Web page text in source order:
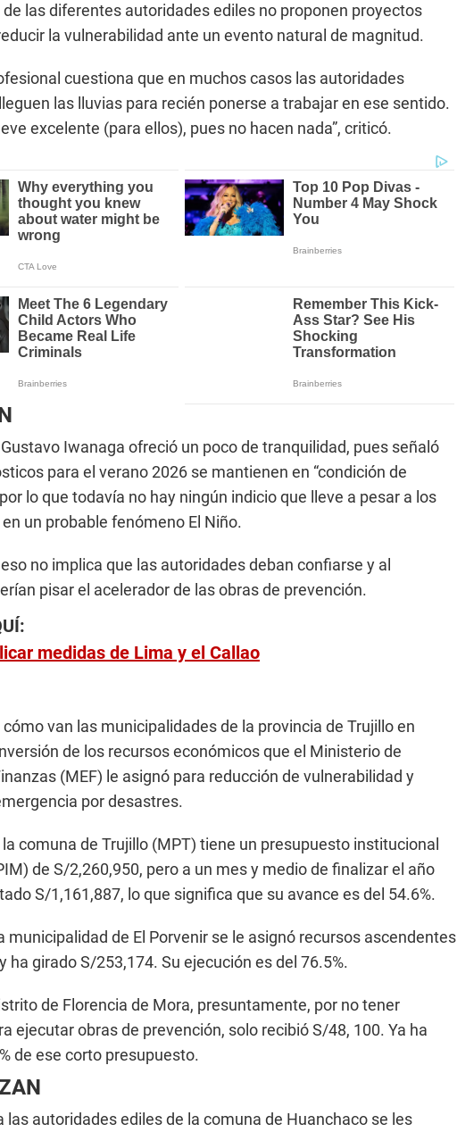
de las diferentes autoridades ediles no proponen proyectos
la vulnerabilidad ante un evento natural de magnitud.
cuestiona que en muchos casos las autoridades
las lluvias para recién ponerse a trabajar en ese sentido.
excelente (para ellos), pues no hacen nada”, criticó.
Iwanaga ofreció un poco de tranquilidad, pues señaló
para el verano 2026 se mantienen en “condición de
lo que todavía no hay ningún indicio que lleve a pesar a los
un probable fenómeno El Niño.
no implica que las autoridades deban confiarse y al
pisar el acelerador de las obras de prevención.
medidas de Lima y el Callao
van las municipalidades de la provincia de Trujillo en
de los recursos económicos que el Ministerio de
(MEF) le asignó para reducción de vulnerabilidad y
por desastres.
la comuna de Trujillo (MPT) tiene un presupuesto institucional
de S/2,260,950, pero a un mes y medio de finalizar el año
S/1,161,887, lo que significa que su avance es del 54.6%.
municipalidad de El Porvenir se le asignó recursos ascendentes
ha girado S/253,174. Su ejecución es del 76.5%.
de Florencia de Mora, presuntamente, por no tener
ejecutar obras de prevención, solo recibió S/48, 100. Ya ha
de ese corto presupuesto.
las autoridades ediles de la comuna de Huanchaco se les